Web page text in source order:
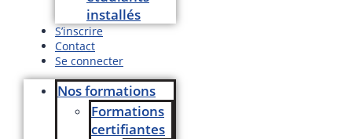
installés
S’inscrire
Contact
Se connecter
Nos formations
Formations
certifiantes